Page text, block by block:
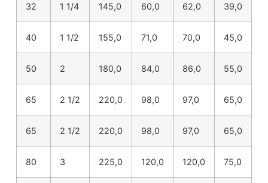
32 1 1/4 145,0 60,0 62,0 39,0
40 1 1/2 155,0 71,0 70,0 45,0
50 2 180,0 84,0 86,0 55,0
65 2 1/2 220,0 98,0 97,0 65,0
65 2 1/2 220,0 98,0 97,0 65,0
80 3 225,0 120,0 120,0 75,0